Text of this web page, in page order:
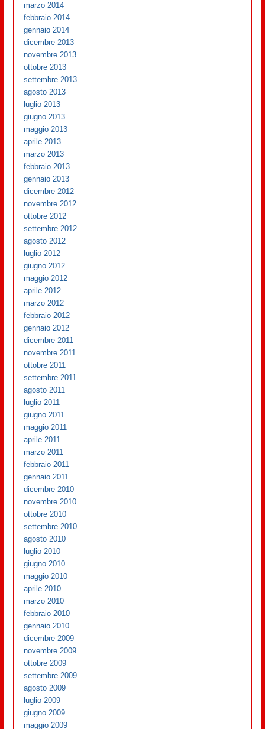
marzo 2014
febbraio 2014
gennaio 2014
dicembre 2013
novembre 2013
ottobre 2013
settembre 2013
agosto 2013
luglio 2013
giugno 2013
maggio 2013
aprile 2013
marzo 2013
febbraio 2013
gennaio 2013
dicembre 2012
novembre 2012
ottobre 2012
settembre 2012
agosto 2012
luglio 2012
giugno 2012
maggio 2012
aprile 2012
marzo 2012
febbraio 2012
gennaio 2012
dicembre 2011
novembre 2011
ottobre 2011
settembre 2011
agosto 2011
luglio 2011
giugno 2011
maggio 2011
aprile 2011
marzo 2011
febbraio 2011
gennaio 2011
dicembre 2010
novembre 2010
ottobre 2010
settembre 2010
agosto 2010
luglio 2010
giugno 2010
maggio 2010
aprile 2010
marzo 2010
febbraio 2010
gennaio 2010
dicembre 2009
novembre 2009
ottobre 2009
settembre 2009
agosto 2009
luglio 2009
giugno 2009
maggio 2009